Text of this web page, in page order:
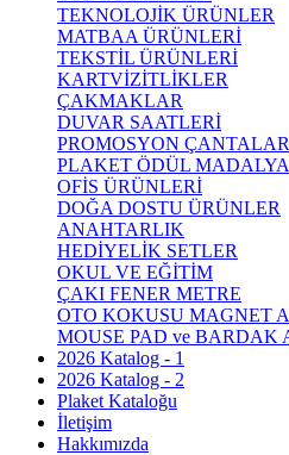
TEKNOLOJİK ÜRÜNLER
MATBAA ÜRÜNLERİ
TEKSTİL ÜRÜNLERİ
KARTVİZİTLİKLER
ÇAKMAKLAR
DUVAR SAATLERİ
PROMOSYON ÇANTALAR
PLAKET ÖDÜL MADALYA
OFİS ÜRÜNLERİ
DOĞA DOSTU ÜRÜNLER
ANAHTARLIK
HEDİYELİK SETLER
OKUL VE EĞİTİM
ÇAKI FENER METRE
OTO KOKUSU MAGNET
MOUSE PAD ve
2026 Katalog - 1
2026 Katalog - 2
Plaket Kataloğu
İletişim
Hakkımızda